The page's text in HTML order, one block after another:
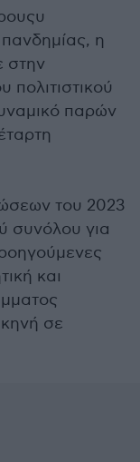
η
στην
παρών
του 2023
συνόλου για
και
σε